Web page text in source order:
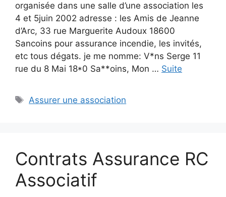
organisée dans une salle d’une association les
4 et 5juin 2002 adresse : les Amis de Jeanne
d’Arc, 33 rue Marguerite Audoux 18600
Sancoins pour assurance incendie, les invités,
etc tous dégats. je me nomme: V*ns Serge 11
rue du 8 Mai 18*0 Sa**oins, Mon … Suite
Étiquettes
Assurer une association
Contrats Assurance RC
Associatif